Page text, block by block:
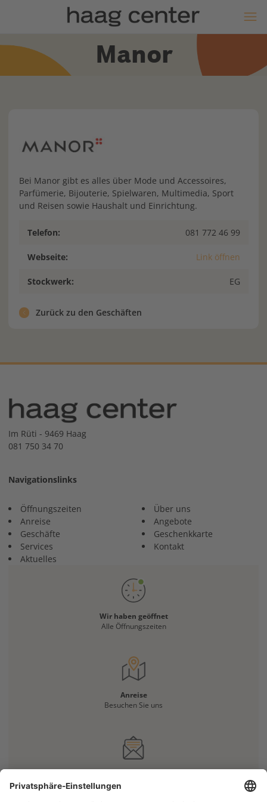
Manor
Bei Manor gibt es alles über Mode und Accessoires,
Parfümerie, Bijouterie, Spielwaren, Multimedia, Sport
und Reisen sowie Haushalt und Einrichtung.
Telefon: 081 772 46 99
Webseite: Link öffnen
Stockwerk: EG
Zurück zu den Geschäften
Im Rüti - 9469 Haag
081 750 34 70
Navigationslinks
Öffnungszeiten
Anreise
Geschäfte
Services
Aktuelles
Über uns
Angebote
Geschenkkarte
Kontakt
Wir haben geöffnet
Alle Öffnungszeiten
Anreise
Besuchen Sie uns
Kontaktieren Sie uns